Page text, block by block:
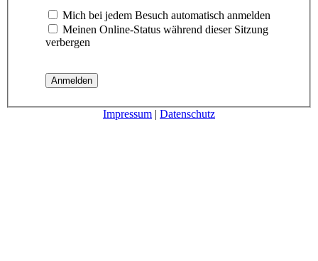
Mich bei jedem Besuch automatisch anmelden
Meinen Online-Status während dieser Sitzung
verbergen
Impressum | Datenschutz